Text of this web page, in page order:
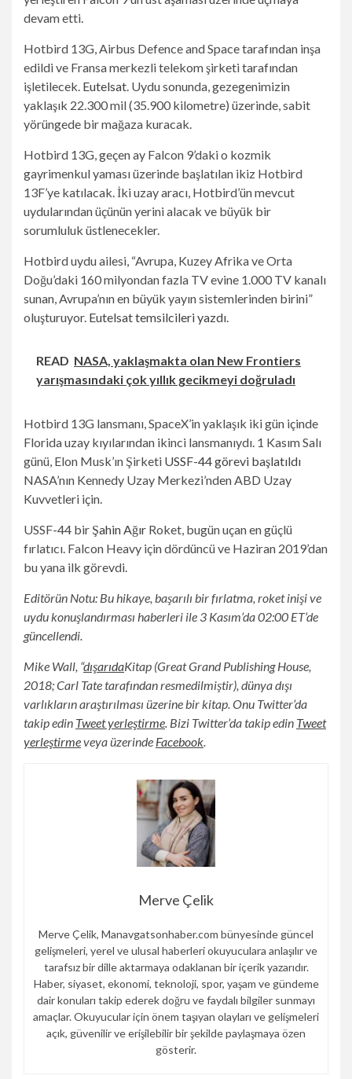
devam etti.
Hotbird 13G, Airbus Defence and Space tarafından inşa
edildi ve Fransa merkezli telekom şirketi tarafından
işletilecek. Eutelsat. Uydu sonunda, gezegenimizin
yaklaşık 22.300 mil (35.900 kilometre) üzerinde, sabit
yörüngede bir mağaza kuracak.
Hotbird 13G, geçen ay Falcon 9’daki o kozmik
gayrimenkul yaması üzerinde başlatılan ikiz Hotbird
13F’ye katılacak. İki uzay aracı, Hotbird’ün mevcut
uydularından üçünün yerini alacak ve büyük bir
sorumluluk üstlenecekler.
Hotbird uydu ailesi, “Avrupa, Kuzey Afrika ve Orta
Doğu’daki 160 milyondan fazla TV evine 1.000 TV kanalı
sunan, Avrupa’nın en büyük yayın sistemlerinden birini”
oluşturuyor. Eutelsat temsilcileri yazdı(Yeni
sekmede
açılır)
.
READ NASA, yaklaşmakta olan New Frontiers
yarışmasındaki çok yıllık gecikmeyi doğruladı
Hotbird 13G lansmanı, SpaceX’in yaklaşık iki gün içinde
Florida uzay kıyılarından ikinci lansmanıydı. 1 Kasım Salı
günü, Elon Musk’ın Şirketi USSF-44 görevi başlatıldı
NASA’nın Kennedy Uzay Merkezi’nden ABD Uzay
Kuvvetleri için.
USSF-44 bir Şahin Ağır Roket, bugün uçan en güçlü
fırlatıcı. Falcon Heavy için dördüncü ve Haziran 2019’dan
bu yana ilk görevdi.
Editörün Notu: Bu hikaye, başarılı bir fırlatma, roket inişi ve
uydu konuşlandırması haberleri ile 3 Kasım’da 02:00 ET’de
güncellendi.
Mike Wall, “dışarıda(Yeni
bir
sekmede
açılır)
Kitap (Great Grand Publishing House,
2018; Carl Tate tarafından resmedilmiştir), dünya dışı
varlıkların araştırılması üzerine bir kitap. Onu Twitter’da
takip edin Tweet yerleştirme(Yeni
bir
açılır)
. Bizi Twitter’da takip edin Tweet
yerleştirme(Yeni
veya üzerinde Facebook(Yeni
sekmede
açılır)
.
Merve Çelik
Merve Çelik, Manavgatsonhaber.com bünyesinde güncel
gelişmeleri, yerel ve ulusal haberleri okuyuculara anlaşılır ve
tarafsız bir dille aktarmaya odaklanan bir içerik yazarıdır.
Haber, siyaset, ekonomi, teknoloji, spor, yaşam ve gündeme
dair konuları takip ederek doğru ve faydalı bilgiler sunmayı
amaçlar. Okuyucular için önem taşıyan olayları ve gelişmeleri
açık, güvenilir ve erişilebilir bir şekilde paylaşmaya özen
gösterir.